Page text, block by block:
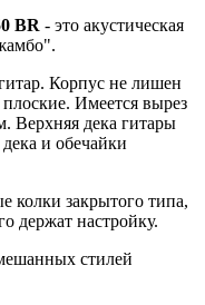
BR - это акустическая
Корпус не лишен
Имеется вырез
Верхняя дека гитары
и обечайки
колки закрытого типа,
держат настройку.
стилей